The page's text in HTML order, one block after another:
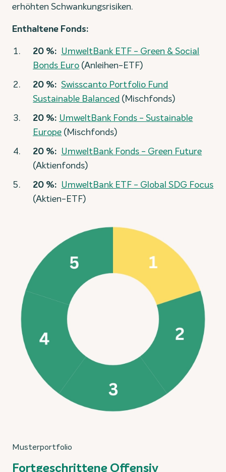
erhöhten Schwankungsrisiken.
Enthaltene Fonds:
20 %: UmweltBank ETF - Green & Social
Bonds Euro (Anleihen-ETF)
20 %: Swisscanto Portfolio Fund
Sustainable Balanced (Mischfonds)
20 %: UmweltBank Fonds - Sustainable
Europe (Mischfonds)
20 %: UmweltBank Fonds - Green Future
(Aktienfonds)
20 %: UmweltBank ETF - Global SDG Focus
(Aktien-ETF)
Musterportfolio
Fortgeschrittene Offensiv